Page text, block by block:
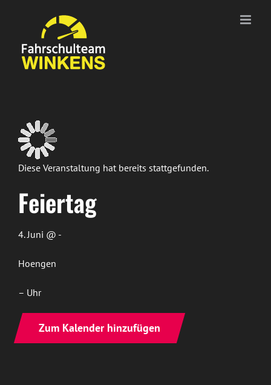
springen
Diese Veranstaltung hat bereits stattgefunden.
Feiertag
4. Juni @ -
Hoengen
– Uhr
Zum Kalender hinzufügen